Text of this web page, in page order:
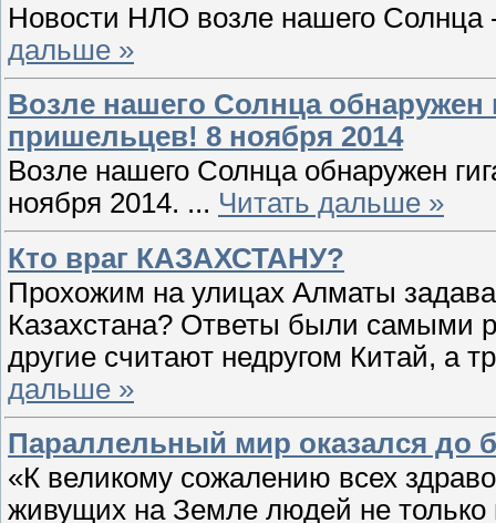
Новости НЛО возле нашего Солнца
дальше »
Возле нашего Солнца обнаружен
пришельцев! 8 ноября 2014
Возле нашего Солнца обнаружен
ноября 2014. ... Читать дальше »
Кто враг КАЗАХСТАНУ?
Прохожим на улицах Алматы
Казахстана? Ответы были самыми
другие считают недругом Китай, а
дальше »
Параллельный мир оказался до
«К великому сожалению всех
живущих на Земле людей не только